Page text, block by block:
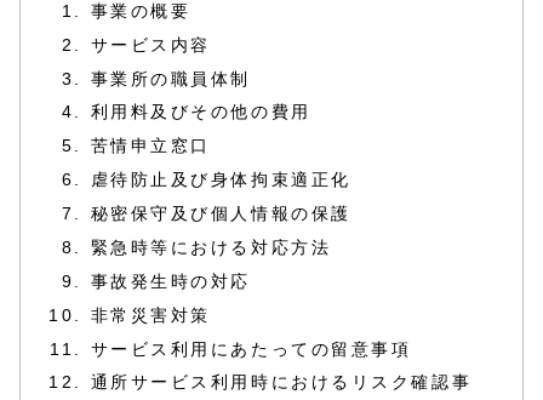
事業の概要
サービス内容
事業所の職員体制
利用料及びその他の費用
苦情申立窓口
虐待防止及び身体拘束適正化
秘密保守及び個人情報の保護
緊急時等における対応方法
事故発生時の対応
非常災害対策
サービス利用にあたっての留意事項
通所サービス利用時におけるリスク確認事